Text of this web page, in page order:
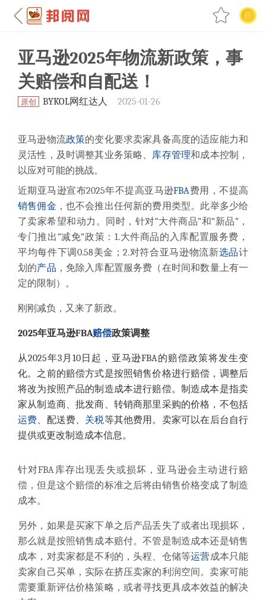
亚马逊2025年物流新政策，事
关赔偿和自配送！
原创 BYKOL网红达人 2025-01-26
亚马逊物流政策的变化要求卖家具备高度的适应能力和
灵活性，及时调整其业务策略、 库存管理和成本控制，
以应对可能的挑战。
近期亚马逊宣布2025年不提高亚马逊FBA费用，不提高
销售佣金 ，也不会推出任何新的费用类型。 此举多少给
了卖家希望和动力。同时， 针对“大件商品”和“新品”，
专门推出“减免”政策：1.大件商品的入库配置服务费，
平均每件下调0.58美金；2.对符合亚马逊物流新选品计
划的产品 ，免除入库配置服务费（在时间和数量上有一
定的限制）。
刚刚减负，又来了新政。
2025年亚马逊FBA赔偿政策调整
从2025年3月10日起，亚马逊FBA的赔偿政策将发生变
化。之前的赔偿方式是按照销售价格进行赔偿，调整后
将改为按照产品的制造成本进行赔偿。制造成本是指卖
家从制造商、批发商、转销商那里采购的价格，不包括
运费、配送费、 关税等其他费用。卖家可以在后台自行
提供或更改制造成本信息。
针对FBA库存出现丢失或损坏，亚马逊会主动进行赔
偿，但是这个赔偿的标准之后将由销售价格变成了制造
成本。
另外， 如果是买家下单之后产品丢失了或者出现损坏，
那么就是按照销售成本赔付。不管是制造成本还是销售
成本，对卖家都是不利的，头程、仓储等运营成本只能
卖家自己买单，实际在挤压卖家的利润空间。卖家可能
需要重新评估价格策略，或者寻找更具成本效益的解决